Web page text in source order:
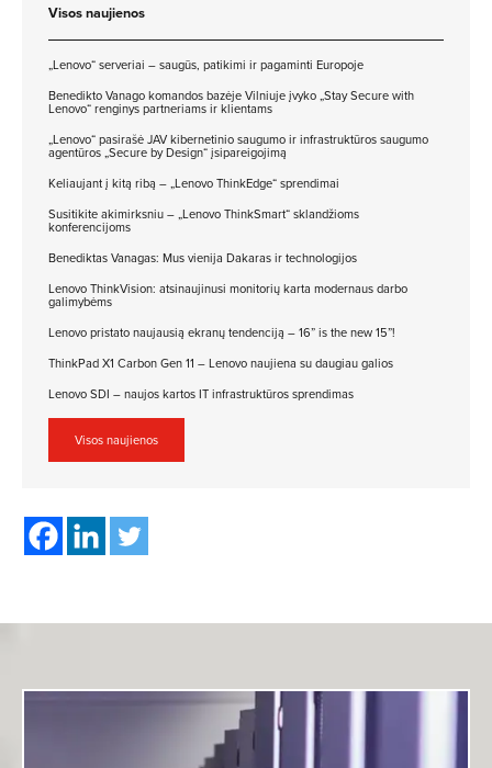
Visos naujienos
„Lenovo“ serveriai – saugūs, patikimi ir pagaminti Europoje
Benedikto Vanago komandos bazėje Vilniuje įvyko „Stay Secure with
Lenovo“ renginys partneriams ir klientams
„Lenovo“ pasirašė JAV kibernetinio saugumo ir infrastruktūros saugumo
agentūros „Secure by Design“ įsipareigojimą
Keliaujant į kitą ribą – „Lenovo ThinkEdge“ sprendimai
Susitikite akimirksniu – „Lenovo ThinkSmart“ sklandžioms
konferencijoms
Benediktas Vanagas: Mus vienija Dakaras ir technologijos
Lenovo ThinkVision: atsinaujinusi monitorių karta modernaus darbo
galimybėms
Lenovo pristato naujausią ekranų tendenciją – 16” is the new 15”!
ThinkPad X1 Carbon Gen 11 – Lenovo naujiena su daugiau galios
Lenovo SDI – naujos kartos IT infrastruktūros sprendimas
Visos naujienos